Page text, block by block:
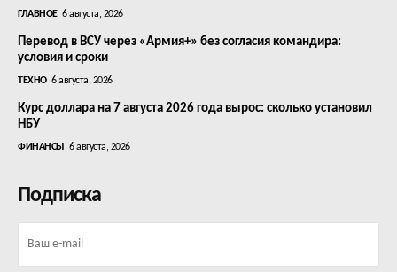
ГЛАВНОЕ 6 августа, 2026
Перевод в ВСУ через «Армия+» без согласия командира:
условия и сроки
ТЕХНО 6 августа, 2026
Курс доллара на 7 августа 2026 года вырос: сколько установил
НБУ
ФИНАНСЫ 6 августа, 2026
Подписка